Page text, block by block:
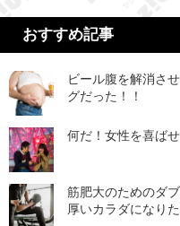
おすすめ記事
ビール腹を解消さ
グだった！！
何だ！女性を喜ば
筋肥大のためのダ
厚いカラダになり